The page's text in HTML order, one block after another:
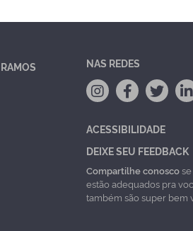
NAS REDES
ACESSIBILIDADE
DEIXE SEU FEEDBACK
Compartilhe conosco
estão adequados pra
também são super bem